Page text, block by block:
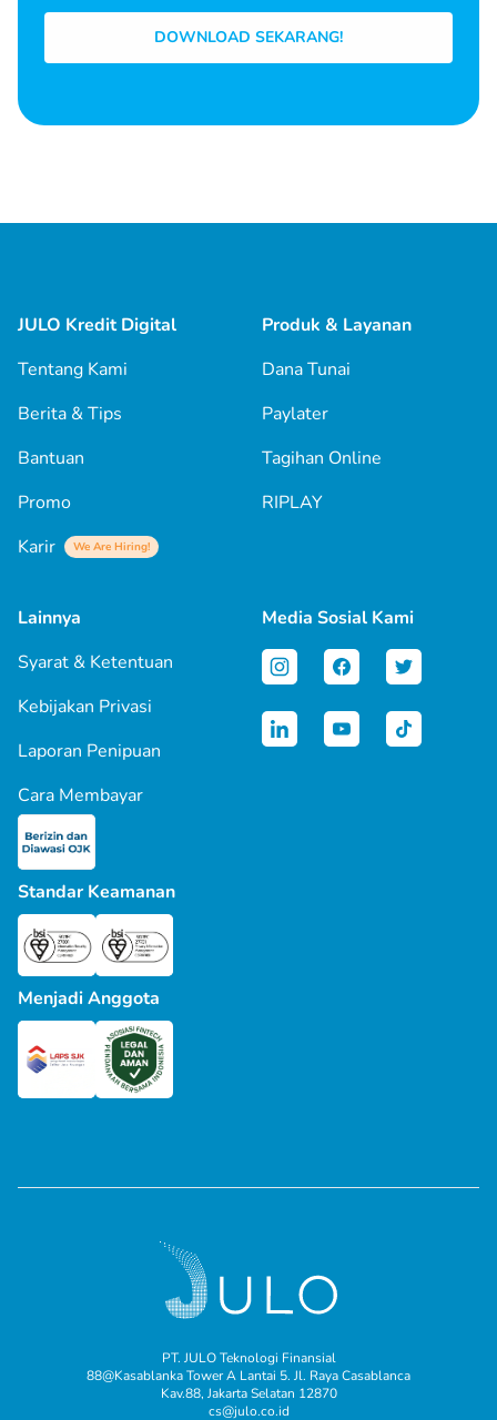
DOWNLOAD SEKARANG!
JULO Kredit Digital
Tentang Kami
Berita & Tips
Bantuan
Promo
Karir
We Are Hiring!
Produk & Layanan
Dana Tunai
Paylater
Tagihan Online
RIPLAY
Lainnya
Syarat & Ketentuan
Kebijakan Privasi
Laporan Penipuan
Cara Membayar
Media Sosial Kami
Standar Keamanan
Menjadi Anggota
PT. JULO Teknologi Finansial
88@Kasablanka Tower A Lantai 5. Jl. Raya Casablanca
Kav.88, Jakarta Selatan 12870
cs@julo.co.id